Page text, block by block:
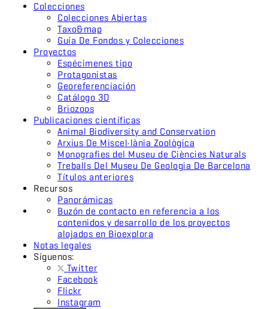
Colecciones
Colecciones Abiertas
Taxo&map
Guía De Fondos y Colecciones
Proyectos
Espécimenes tipo
Protagonistas
Georeferenciación
Catálogo 3D
Briozoos
Publicaciones científicas
Animal Biodiversity and Conservation
Arxius De Miscel·lània Zoològica
Monografies del Museu de Ciències Naturals
Treballs Del Museu De Geologia De Barcelona
Títulos anteriores
Recursos
Panorámicas
Buzón de contacto en referencia a los
contenidos y desarrollo de los proyectos
alojados en Bioexplora
Notas legales
Síguenos:
Twitter
Facebook
Flickr
Instagram